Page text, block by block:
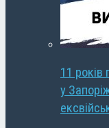
11 років
у